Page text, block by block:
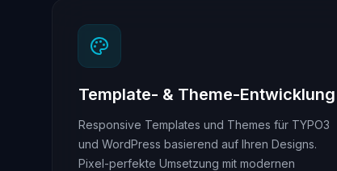
Template- & Theme-Entwicklung
Responsive Templates und Themes für TYPO3
und WordPress basierend auf Ihren Designs.
Pixel-perfekte Umsetzung mit modernen